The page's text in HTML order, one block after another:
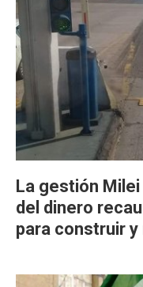
La gestión
del dinero
para construir